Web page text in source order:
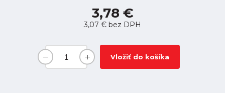
3,78 €
3,07 € bez DPH
Vložiť do košíka